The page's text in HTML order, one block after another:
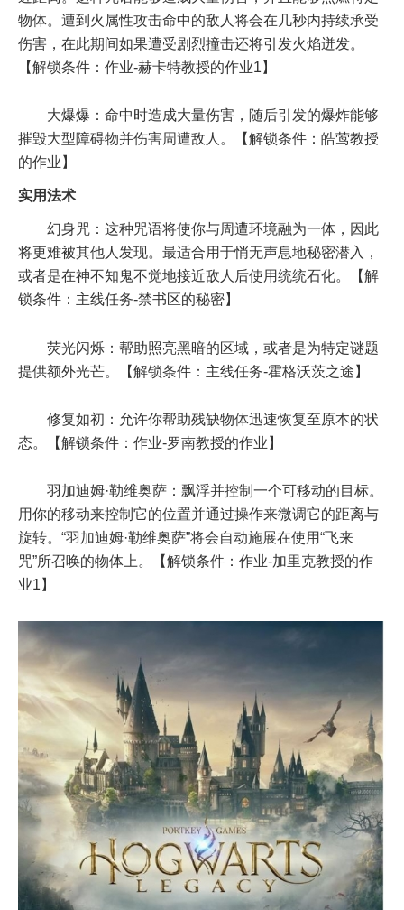
物体。遭到火属性攻击命中的敌人将会在几秒内持续承受
伤害，在此期间如果遭受剧烈撞击还将引发火焰迸发。
【解锁条件：作业-赫卡特教授的作业1】
大爆爆：命中时造成大量伤害，随后引发的爆炸能够
摧毁大型障碍物并伤害周遭敌人。【解锁条件：皓莺教授
的作业】
实用法术
幻身咒：这种咒语将使你与周遭环境融为一体，因此
将更难被其他人发现。最适合用于悄无声息地秘密潜入，
或者是在神不知鬼不觉地接近敌人后使用统统石化。【解
锁条件：主线任务-禁书区的秘密】
荧光闪烁：帮助照亮黑暗的区域，或者是为特定谜题
提供额外光芒。【解锁条件：主线任务-霍格沃茨之途】
修复如初：允许你帮助残缺物体迅速恢复至原本的状
态。【解锁条件：作业-罗南教授的作业】
羽加迪姆·勒维奥萨：飘浮并控制一个可移动的目标。
用你的移动来控制它的位置并通过操作来微调它的距离与
旋转。“羽加迪姆·勒维奥萨”将会自动施展在使用“飞来
咒”所召唤的物体上。【解锁条件：作业-加里克教授的作
业1】